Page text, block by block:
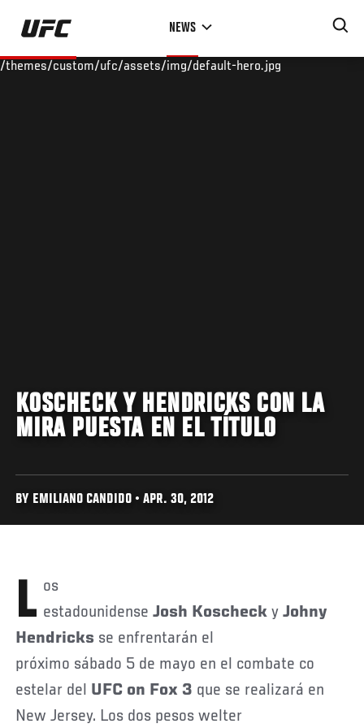
Skip
main
NEWS
/themes/custom/ufc/assets/img/default-hero.jpg
KOSCHECK Y HENDRICKS CON LA
MIRA PUESTA EN EL TÍTULO
BY EMILIANO CANDIDO • APR. 30, 2012
Los
estadounidenseJosh Koscheck yJohny
Hendricks se enfrentarán el
próximo sábado 5 de mayo en el combate co
estelar del UFC on Fox 3 que se realizará en
New Jersey. Los dos pesos welter